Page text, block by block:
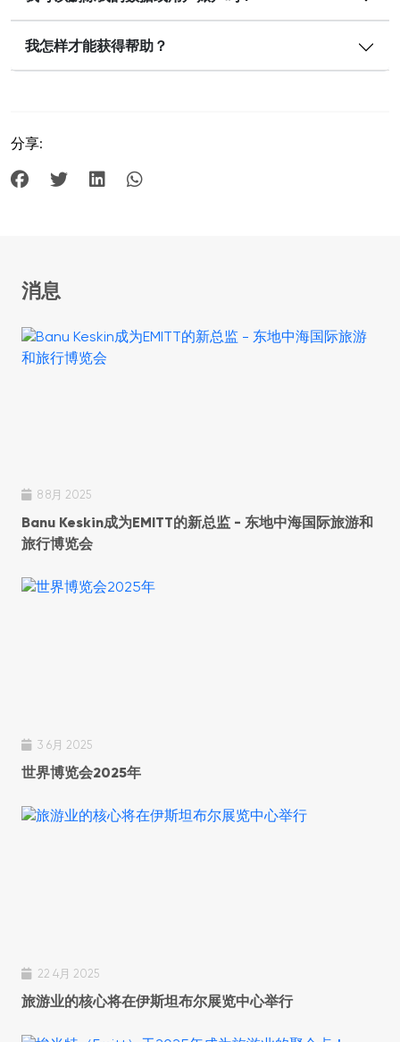
我怎样才能获得帮助？
分享:
消息
8 8月 2025
Banu Keskin成为EMITT的新总监 - 东地中海国际旅游和
旅行博览会
3 6月 2025
世界博览会2025年
22 4月 2025
旅游业的核心将在伊斯坦布尔展览中心举行